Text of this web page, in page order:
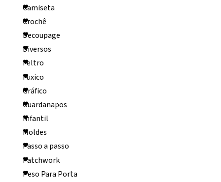
Camiseta
Crochê
Decoupage
Diversos
Feltro
Fuxico
Gráfico
Guardanapos
Infantil
Moldes
Passo a passo
Patchwork
Peso Para Porta